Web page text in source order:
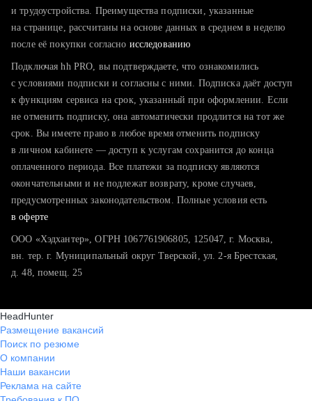
тратите много времени на поиск и вручную поднимаете
хотите сравнить себя с конкурентами и оценить шансы
и трудоустройства. Преимущества подписки, указанные
на странице, рассчитаны на основе данных в среднем в неделю
после её покупки согласно исследованию
Подключая hh PRO, вы подтверждаете, что ознакомились
с условиями подписки и согласны с ними. Подписка даёт доступ
к функциям сервиса на срок, указанный при оформлении. Если
не отменить подписку, она автоматически продлится на тот же
срок. Вы имеете право в любое время отменить подписку
в личном кабинете — доступ к услугам сохранится до конца
оплаченного периода. Все платежи за подписку являются
окончательными и не подлежат возврату, кроме случаев,
предусмотренных законодательством. Полные условия есть
в оферте
ООО «Хэдхантер», ОГРН 1067761906805, 125047, г. Москва,
вн. тер. г. Муниципальный округ Тверской, ул. 2-я Брестская,
д. 48, помещ. 25
HeadHunter
Размещение вакансий
Поиск по резюме
О компании
Наши вакансии
Реклама на сайте